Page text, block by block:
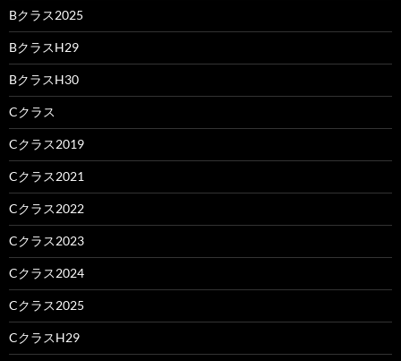
Bクラス2025
BクラスH29
BクラスH30
Cクラス
Cクラス2019
Cクラス2021
Cクラス2022
Cクラス2023
Cクラス2024
Cクラス2025
CクラスH29